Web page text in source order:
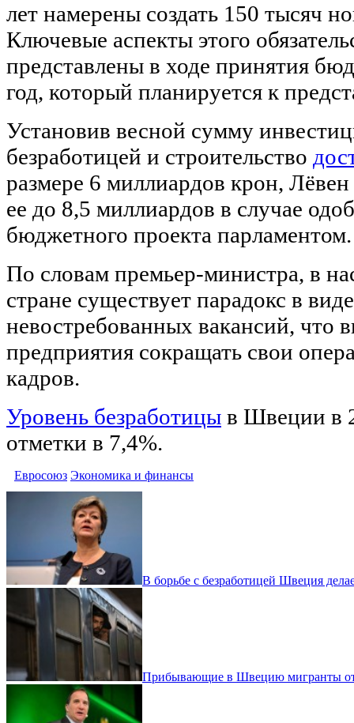
лет намерены создать 150 тысяч
Ключевые аспекты этого
представлены в ходе принятия
год, который планируется к
Установив весной сумму
безработицей и строительство
размере 6 миллиардов крон,
ее до 8,5 миллиардов в случае
бюджетного проекта парламентом.
По словам премьер-министра, в
стране существует парадокс в
невостребованных вакансий, что
предприятия сокращать свои
кадров.
Уровень безработицы в Швеции в
отметки в 7,4%.
Евросоюз Экономика и финансы
В борьбе с безработицей Швеция
Прибывающие в Швецию мигранты